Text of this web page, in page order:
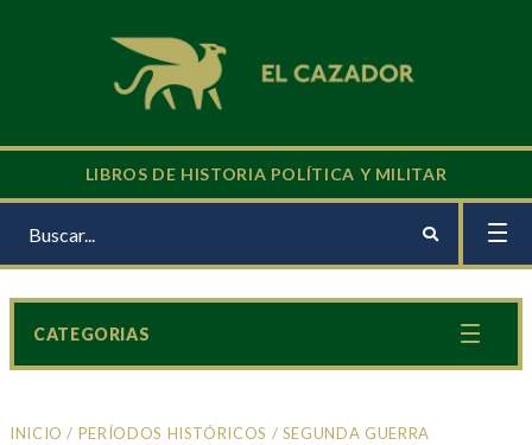
LIBROS DE HISTORIA POLÍTICA Y MILITAR
INICIO / PERÍODOS HISTÓRICOS / SEGUNDA GUERRA
CATEGORIAS